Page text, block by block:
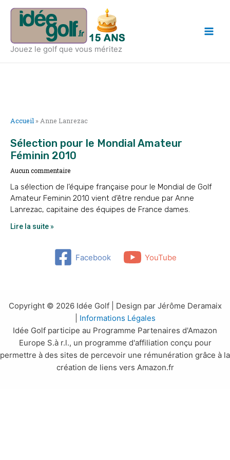
Aller
contenu
Jouez le golf que vous méritez
Accueil » Anne Lanrezac
Sélection pour le Mondial Amateur
Féminin 2010
Aucun commentaire
La sélection de l’équipe française pour le Mondial de Golf
Amateur Feminin 2010 vient d’être rendue par Anne
Lanrezac, capitaine des équipes de France dames.
Lire la suite »
Facebook YouTube
Copyright © 2026 Idée Golf | Design par Jérôme Deramaix
Informations Légales
Idée Golf participe au Programme Partenaires d'Amazon
Europe S.à r.l., un programme d'affiliation conçu pour
permettre à des sites de percevoir une rémunération grâce à la
création de liens vers Amazon.fr